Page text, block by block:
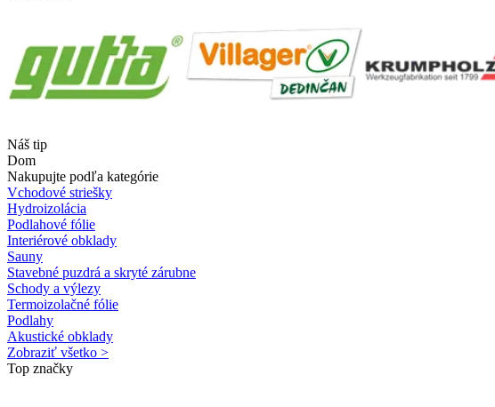
Náš tip
Dom
Nakupujte podľa kategórie
Vchodové striešky
Hydroizolácia
Podlahové fólie
Interiérové obklady
Sauny
Stavebné puzdrá a skryté zárubne
Schody a výlezy
Termoizolačné fólie
Podlahy
Akustické obklady
Zobraziť všetko >
Top značky